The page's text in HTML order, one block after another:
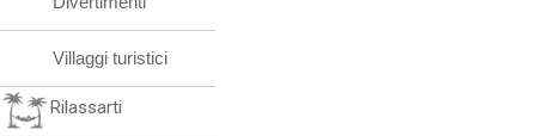
Villaggi turistici
Rilassarti